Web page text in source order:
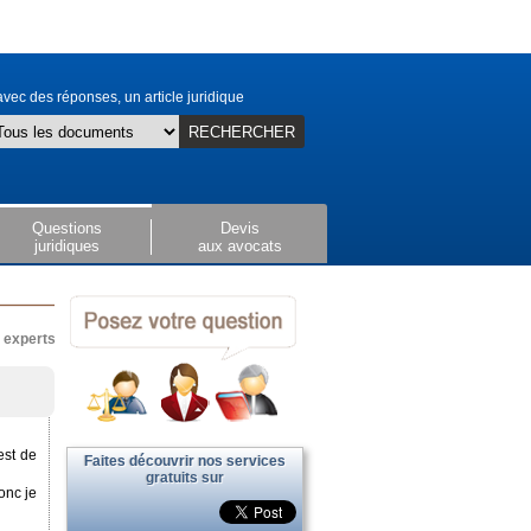
des réponses, un article juridique
RECHERCHER
Questions
juridiques
Devis
aux avocats
experts
de
je
Faites découvrir nos services
gratuits sur